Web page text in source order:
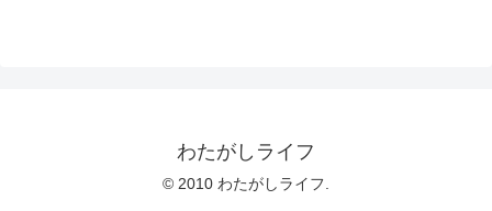
わたがしライフ
© 2010 わたがしライフ.